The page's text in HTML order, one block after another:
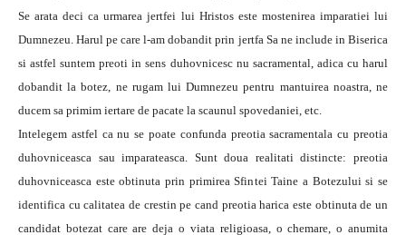
Se arata deci ca urmarea jertfei lui Hristos este mostenirea imparatiei lui
Dumnezeu. Harul pe care l-am dobandit prin jertfa Sa ne include in Biserica
si astfel suntem preoti in sens duhovnicesc nu sacramental, adica cu harul
dobandit la botez, ne rugam lui Dumnezeu pentru mantuirea noastra, ne
ducem sa primim iertare de pacate la scaunul spovedaniei, etc.
Intelegem astfel ca nu se poate confunda preotia sacramentala cu preotia
duhovniceasca sau imparateasca. Sunt doua realitati distincte: preotia
duhovniceasca este obtinuta prin primirea Sfintei Taine a Botezului si se
identifica cu calitatea de crestin pe cand preotia harica este obtinuta de un
candidat botezat care are deja o viata religioasa, o chemare, o anumita